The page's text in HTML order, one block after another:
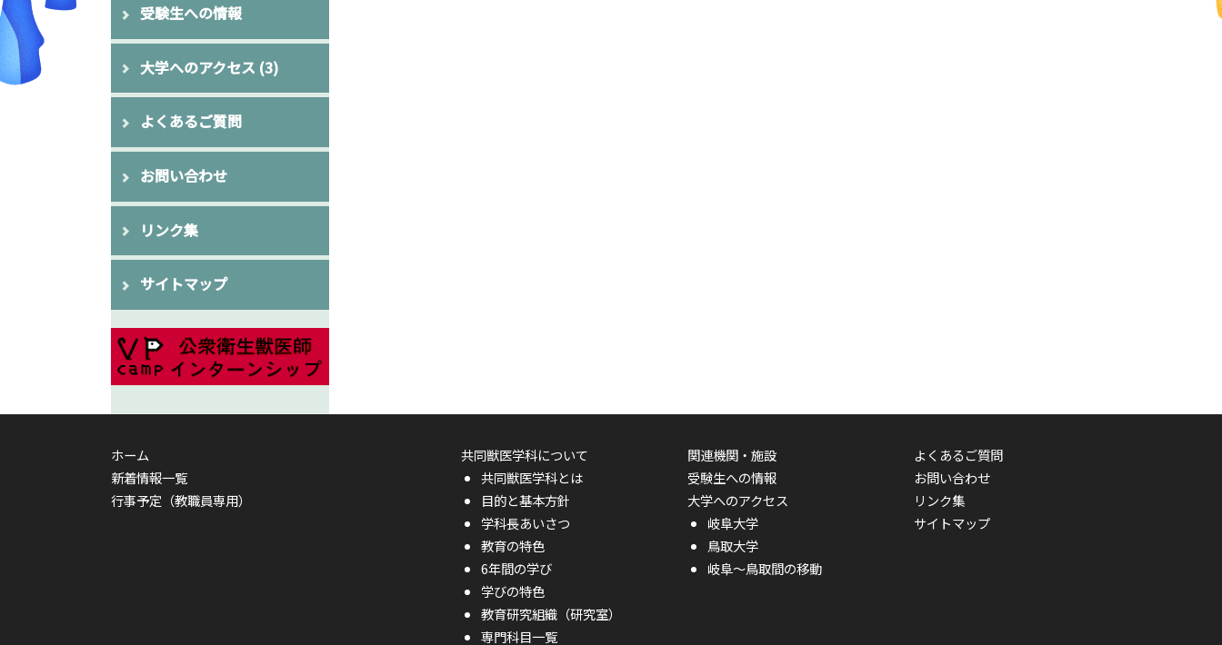
受験生への情報
大学へのアクセス (3)
よくあるご質問
お問い合わせ
リンク集
サイトマップ
ホーム
新着情報一覧
行事予定（教職員専用）
共同獣医学科について
共同獣医学科とは
目的と基本方針
学科長あいさつ
教育の特色
6年間の学び
学びの特色
教育研究組織（研究室）
専門科目一覧
関連機関・施設
受験生への情報
大学へのアクセス
岐阜大学
鳥取大学
岐阜〜鳥取間の移動
よくあるご質問
お問い合わせ
リンク集
サイトマップ